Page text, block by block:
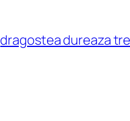
dragostea dureaza